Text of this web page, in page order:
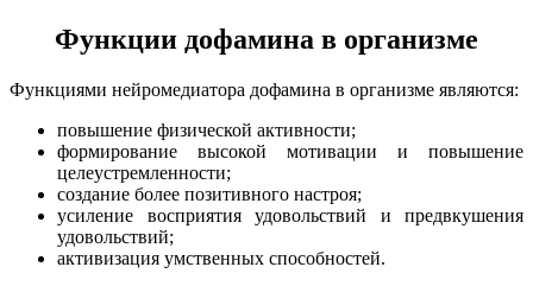
Функции дофамина в организме
Функциями нейромедиатора дофамина в организме являются:
повышение физической активности;
формирование высокой мотивации и повышение
целеустремленности;
создание более позитивного настроя;
усиление восприятия удовольствий и предвкушения
удовольствий;
активизация умственных способностей.